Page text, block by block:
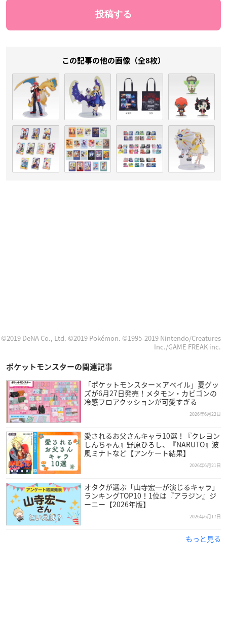
この記事の他の画像（全8枚）
©2019 DeNA Co., Ltd. ©2019 Pokémon. ©1995-2019 Nintendo/Creatures
Inc./GAME FREAK inc.
ポケットモンスターの関連記事
「ポケットモンスター×アベイル」夏グッ
ズが6月27日発売！メタモン・カビゴンの
冷感フロアクッションが可愛すぎる
2026年6月22日
愛されるお父さんキャラ10選！『クレヨン
しんちゃん』野原ひろし、『NARUTO』波
風ミナトなど【アンケート結果】
2026年6月21日
オタクが選ぶ「山寺宏一が演じるキャラ」
ランキングTOP10！1位は『アラジン』ジ
ーニー【2026年版】
2026年6月17日
もっと見る